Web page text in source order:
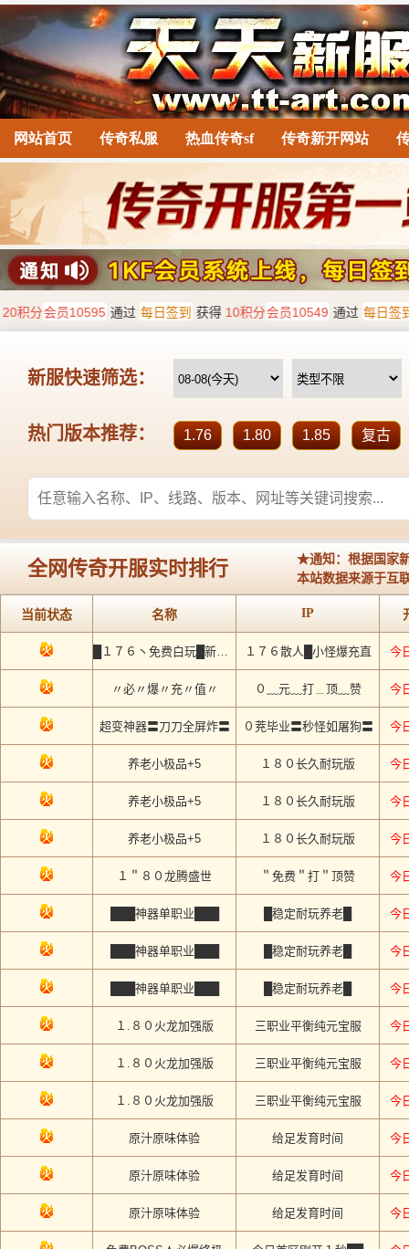
网站首页 传奇私服 热血传奇sf 传奇新开网站